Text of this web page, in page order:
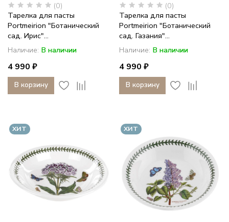
(0)
Тарелка для пасты
Portmeirion "Ботанический
сад. Ирис"...
Наличие: В наличии
4 990 ₽
В корзину
(0)
Тарелка для пасты
Portmeirion "Ботанический
сад. Газания"...
Наличие: В наличии
4 990 ₽
В корзину
ХИТ ХИТ